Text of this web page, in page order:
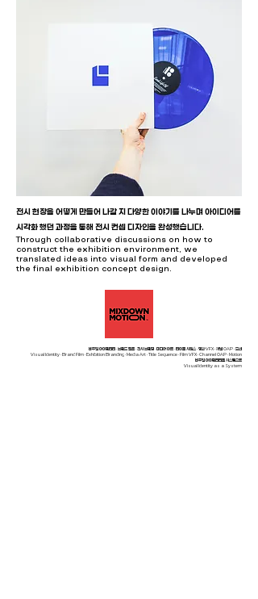
​전시 현장을 어떻게 만들어 나갈 지 다양한 이야기를 나누며 아이디어를
시각화 했던 과정을 통해 전시 컨셉 디자인을 완성했습니다.
Through collaborative discussions on how to
construct the exhibition environment, we
translated ideas into visual form and developed
the final exhibition concept design.
비주얼 아이덴티티 · 브랜드 필름 · 전시 브랜딩 · 미디어 아트 · 타이틀 시퀀스 · 영화 VFX · 채널 OAP · 모션
Visual Identity · Brand Film · Exhibition Branding · Media Art · Title Sequence · Film VFX · Channel OAP · Motion
비주얼 아이덴티티를 시스템으로
Visual Identity as a System